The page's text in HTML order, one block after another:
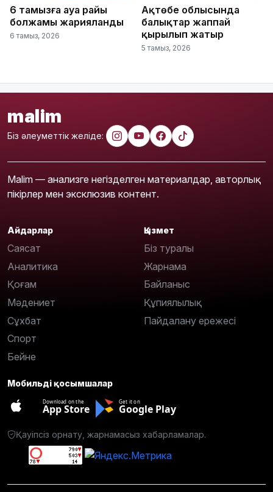
6 тамызға ауа райы
болжамы жарияланды
6 тамыз, 2026
Ақтөбе облысында
балықтар жаппай
қырылып жатыр
5 тамыз, 2026
malim
Біз әлеуметтік желіде:
Malim — анализге негізделген материалдар, авторлық
пікірлер мен эксклюзив контент.
Айдарлар
Саясат
Аналитика
Қоғам
Мәдениет
Сұхбат
Спорт
Бейне
Қызмет
Біз туралы
Жарнама
Байланыс
Құпиялылық
Пайдалану ережесі
Мобильді қосымшалар
Download on the
App Store
Get it on
Google Play
Қауіпсіз орнату, жарнамасыз хабарламалар.